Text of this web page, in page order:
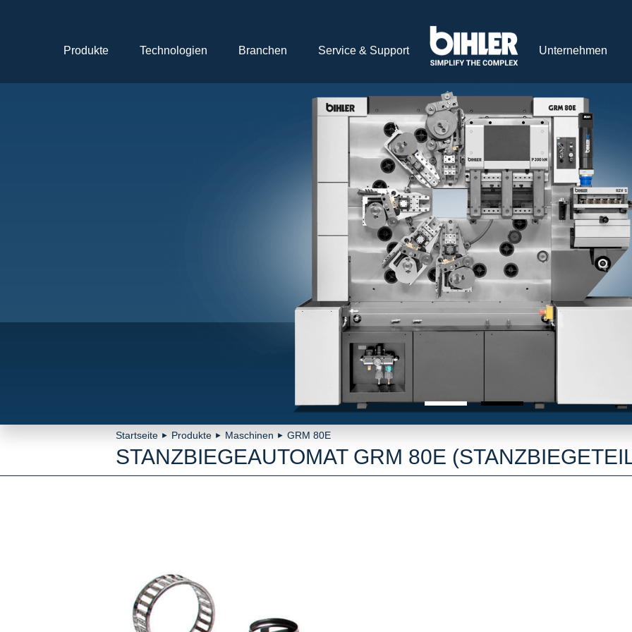
Produkte Technologien Branchen Service & Support Unternehmen
Startseite ► Produkte ► Maschinen ► GRM 80E
STANZBIEGEAUTOMAT GRM 80E